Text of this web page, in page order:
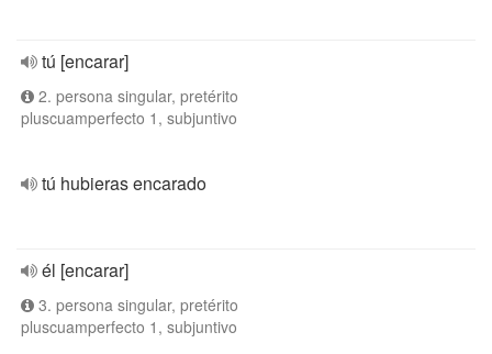
tú [encarar]
2. persona singular, pretérito
pluscuamperfecto 1, subjuntivo
tú hubieras encarado
él [encarar]
3. persona singular, pretérito
pluscuamperfecto 1, subjuntivo